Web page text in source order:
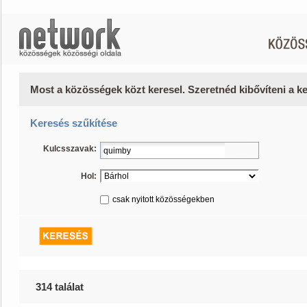
Most a közösségek közt keresel. Szeretnéd kibővíteni a
Keresés szűkítése
Kulcsszavak:
Hol:
csak nyitott közösségekben
314 találat